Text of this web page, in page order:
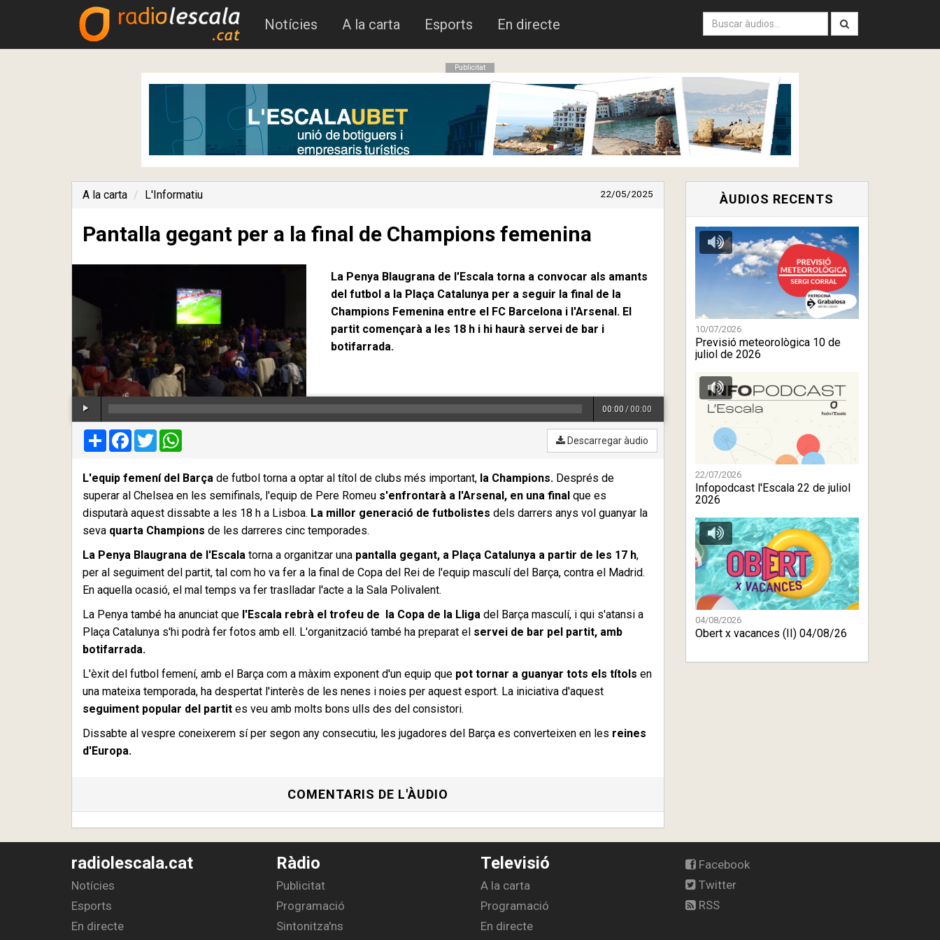
Notícies A la carta Esports En directe
Publicitat
A la carta L'Informatiu 22/05/2025
Pantalla gegant per a la final de Champions femenina
La Penya Blaugrana de l'Escala torna a convocar als amants
del futbol a la Plaça Catalunya per a seguir la final de la
Champions Femenina entre el FC Barcelona i l'Arsenal. El
partit començarà a les 18 h i hi haurà servei de bar i
botifarrada.
00:00 / 00:00
CompartirFacebook
Twitter Descarregar àudio
L'equip femení del Barça de futbol torna a optar al títol de clubs més important, la Champions. Després de
superar al Chelsea en les semifinals, l'equip de Pere Romeu s'enfrontarà a l'Arsenal, en una final que es
disputarà aquest dissabte a les 18 h a Lisboa. La millor generació de futbolistes dels darrers anys vol guanyar la
seva quarta Champions de les darreres cinc temporades.
La Penya Blaugrana de l'Escala torna a organitzar una pantalla gegant, a Plaça Catalunya a partir de les 17 h,
per al seguiment del partit, tal com ho va fer a la final de Copa del Rei de l'equip masculí del Barça, contra el Madrid.
En aquella ocasió, el mal temps va fer traslladar l'acte a la Sala Polivalent.
La Penya també ha anunciat que l'Escala rebrà el trofeu de la Copa de la Lliga del Barça masculí, i qui s'atansi a
Plaça Catalunya s'hi podrà fer fotos amb ell. L'organització també ha preparat el servei de bar pel partit, amb
botifarrada.
L'èxit del futbol femení, amb el Barça com a màxim exponent d'un equip que pot tornar a guanyar tots els títols en
una mateixa temporada, ha despertat l'interès de les nenes i noies per aquest esport. La iniciativa d'aquest
seguiment popular del partit es veu amb molts bons ulls des del consistori.
Dissabte al vespre coneixerem sí per segon any consecutiu, les jugadores del Barça es converteixen en les reines
d'Europa.
COMENTARIS DE L'ÀUDIO
ÀUDIOS RECENTS
10/07/2026
Previsió meteorològica 10 de
juliol de 2026
22/07/2026
Infopodcast l'Escala 22 de juliol
2026
04/08/2026
Obert x vacances (II) 04/08/26
radiolescala.cat
Notícies
Esports
En directe
Ràdio
Publicitat
Programació
Sintonitza'ns
Televisió
A la carta
Programació
En directe
Facebook
Twitter
RSS